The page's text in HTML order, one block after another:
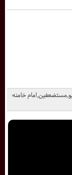
خامنه